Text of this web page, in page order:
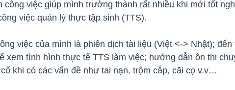
công việc giúp mình trưởng thành rất nhiều khi mới tốt
việc quản lý thực tập sinh (TTS).
việc của mình là phiên dịch tài liệu (Việt <-> Nhật);
xem tình hình thực tế TTS làm việc; hướng dẫn ôn thi
khi có các vấn đề như tai nạn, trộm cắp, cãi cọ v.v…